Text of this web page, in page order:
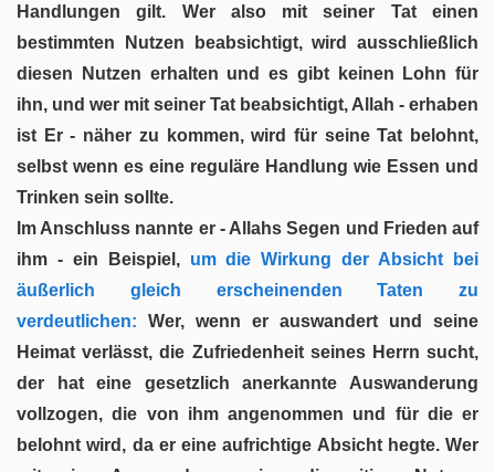
Handlungen gilt. Wer also mit seiner Tat einen
bestimmten Nutzen beabsichtigt, wird ausschließlich
diesen Nutzen erhalten und es gibt keinen Lohn für
ihn, und wer mit seiner Tat beabsichtigt, Allah - erhaben
ist Er - näher zu kommen, wird für seine Tat belohnt,
selbst wenn es eine reguläre Handlung wie Essen und
Trinken sein sollte.
Im Anschluss nannte er - Allahs Segen und Frieden auf
ihm - ein Beispiel,um die Wirkung der Absicht bei
äußerlich gleich erscheinenden Taten zu
verdeutlichen: Wer, wenn er auswandert und seine
Heimat verlässt, die Zufriedenheit seines Herrn sucht,
der hat eine gesetzlich anerkannte Auswanderung
vollzogen, die von ihm angenommen und für die er
belohnt wird, da er eine aufrichtige Absicht hegte. Wer